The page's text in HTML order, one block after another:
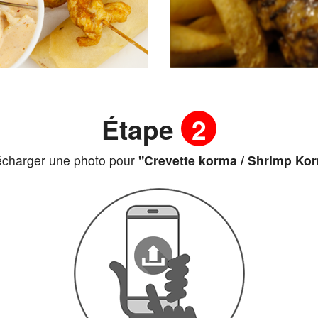
Étape 2
une photo pour"Crevette korma / Shrimp